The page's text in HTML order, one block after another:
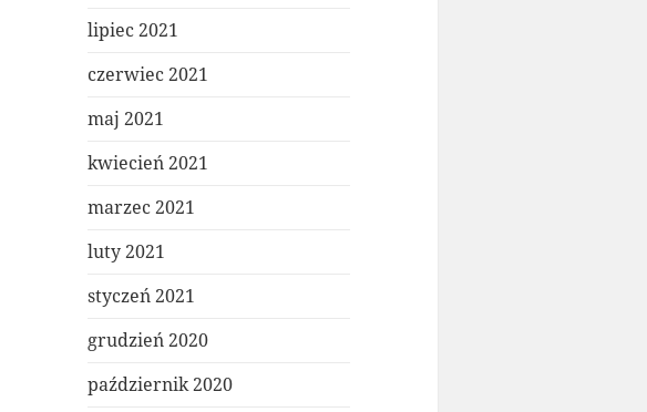
lipiec 2021
czerwiec 2021
maj 2021
kwiecień 2021
marzec 2021
luty 2021
styczeń 2021
grudzień 2020
październik 2020